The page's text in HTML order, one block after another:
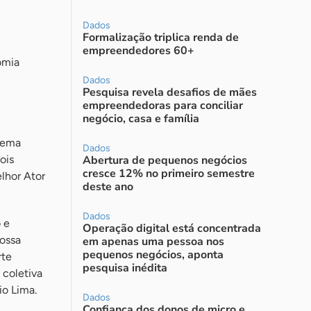
Ator
e
coletiva
Lima.
Dados
Formalização triplica renda de
empreendedores 60+
Dados
Pesquisa revela desafios de mães
empreendedoras para conciliar
negócio, casa e família
Dados
Abertura de pequenos negócios
cresce 12% no primeiro semestre
deste ano
Dados
Operação digital está concentrada
em apenas uma pessoa nos
pequenos negócios, aponta
pesquisa inédita
Dados